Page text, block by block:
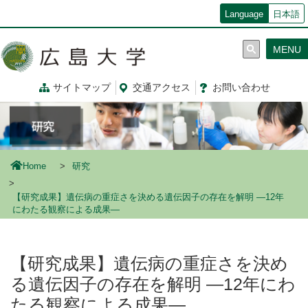
コ
ン
に
移
動
Language 日本語
サイトマップ 交通アクセス お問い合わせ
MENU
Home 研究
【研究成果】遺伝病の重症さを決める遺伝因子の存在を解明 ―12年
にわたる観察による成果―
【研究成果】遺伝病の重症さを決め
る遺伝因子の存在を解明 ―12年にわ